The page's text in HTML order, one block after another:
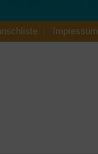
Impressum